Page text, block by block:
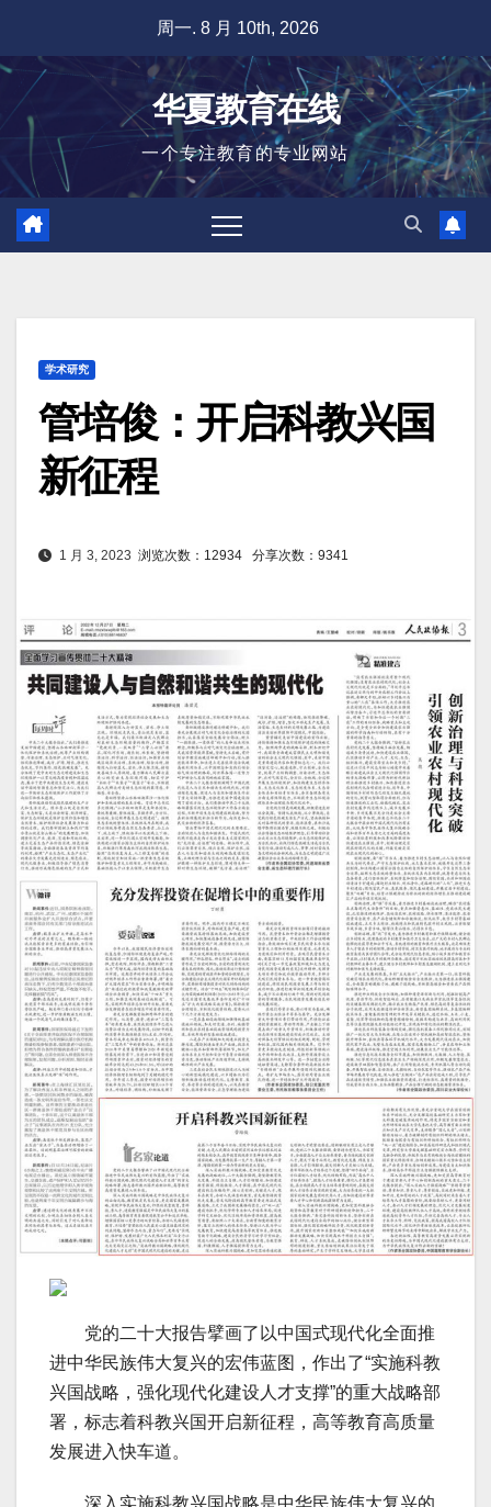
容
周一. 8 月 10th, 2026
华夏教育在线
一个专注教育的专业网站
学术研究
管培俊：开启科教兴国
新征程
1 月 3, 2023 浏览次数：12934 分享次数：9341
党的二十大报告擘画了以中国式现代化全面推
进中华民族伟大复兴的宏伟蓝图，作出了“实施科教
兴国战略，强化现代化建设人才支撑”的重大战略部
署，标志着科教兴国开启新征程，高等教育高质量
发展进入快车道。